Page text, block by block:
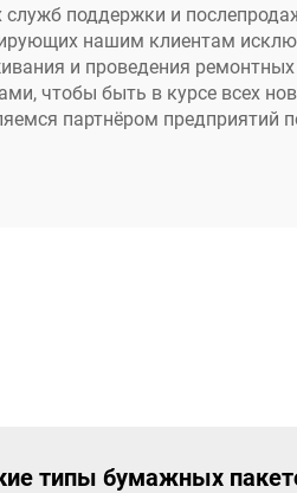
служб поддержки и
нашим клиентам
и проведения
чтобы быть в курсе всех
партнёром предприятий
типы бумажных